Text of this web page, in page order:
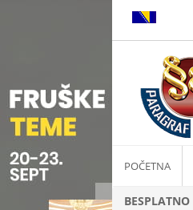
POČETNA
BESPLATNO